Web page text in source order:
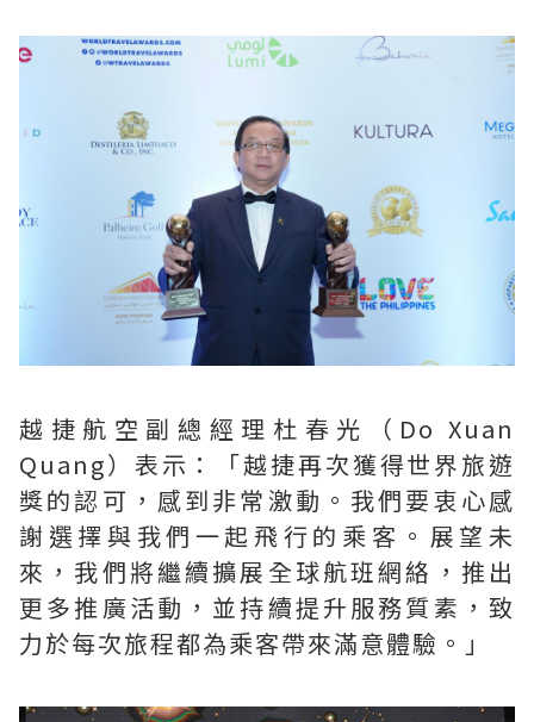
越捷航空副總經理杜春光（Do Xuan
Quang）表示：「越捷再次獲得世界旅遊
獎的認可，感到非常激動。我們要衷心感
謝選擇與我們一起飛行的乘客。展望未
來，我們將繼續擴展全球航班網絡，推出
更多推廣活動，並持續提升服務質素，致
力於每次旅程都為乘客帶來滿意體驗。」